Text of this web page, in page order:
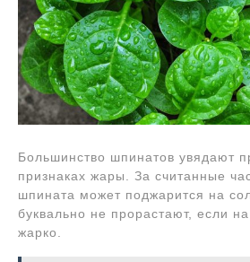
Большинство шпинатов увядают
признаках жары. За считанные
шпината может поджарится на
буквально не прорастают, если
жарко.